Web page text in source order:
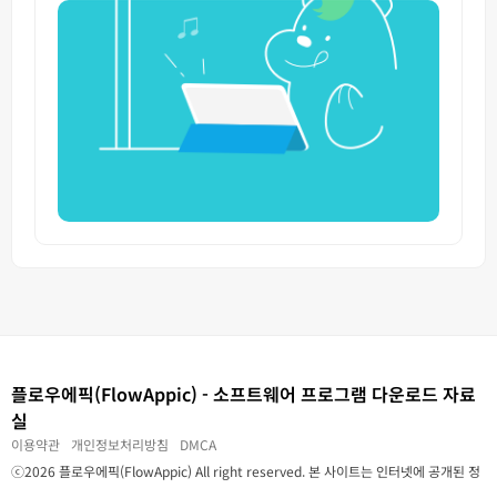
플로우에픽(FlowAppic) - 소프트웨어 프로그램 다운로드 자료
실
이용약관 개인정보처리방침
DMCA
ⓒ2026 플로우에픽(FlowAppic) All right reserved. 본 사이트는 인터넷에 공개된 정